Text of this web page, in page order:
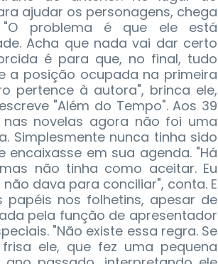
ajudar os personagens, chega
problema é que ele está
Acha que nada vai dar certo
é para que, no final, tudo
a posição ocupada na primeira
pertence à autora", brinca ele,
"Além do Tempo". Aos 39
novelas agora não foi uma
Simplesmente nunca tinha sido
em sua agenda. "Há
não tinha como aceitar. Eu
dava para conciliar", conta. E
nos folhetins, apesar de
pela função de apresentador
"Não existe essa regra. Se
ele, que fez uma pequena